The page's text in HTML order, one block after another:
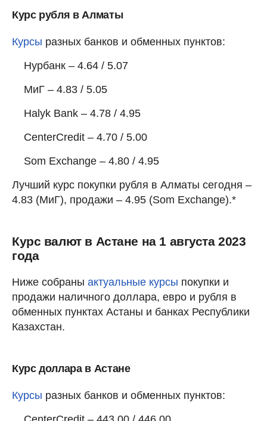
Курс рубля в Алматы
Курсы разных банков и обменных пунктов:
Нурбанк – 4.64 / 5.07
МиГ – 4.83 / 5.05
Halyk Bank – 4.78 / 4.95
CenterCredit – 4.70 / 5.00
Som Exchange – 4.80 / 4.95
Лучший курс покупки рубля в Алматы сегодня –
4.83 (МиГ), продажи – 4.95 (Som Exchange).*
Курс валют в Астане на 1 августа 2023
года
Ниже собраны актуальные курсы покупки и
продажи наличного доллара, евро и рубля в
обменных пунктах Астаны и банках Республики
Казахстан.
Курс доллара в Астане
Курсы разных банков и обменных пунктов: